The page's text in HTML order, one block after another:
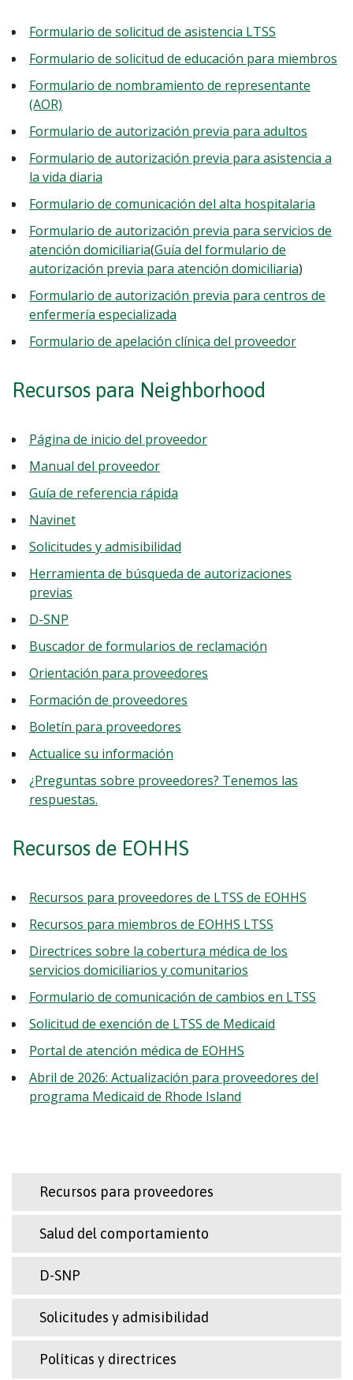
Formulario de solicitud de asistencia LTSS
Formulario de solicitud de educación para miembros
Formulario de nombramiento de representante
(AOR)
Formulario de autorización previa para adultos
Formulario de autorización previa para asistencia a
la vida diaria
Formulario de comunicación del alta hospitalaria
Formulario de autorización previa para servicios de
atención domiciliaria(Guía del formulario de
autorización previa para atención domiciliaria)
Formulario de autorización previa para centros de
enfermería especializada
Formulario de apelación clínica del proveedor
Recursos para Neighborhood
Página de inicio del proveedor
Manual del proveedor
Guía de referencia rápida
Navinet
Solicitudes y admisibilidad
Herramienta de búsqueda de autorizaciones
previas
D-SNP
Buscador de formularios de reclamación
Orientación para proveedores
Formación de proveedores
Boletín para proveedores
Actualice su información
¿Preguntas sobre proveedores? Tenemos las
respuestas.
Recursos de EOHHS
Recursos para proveedores de LTSS de EOHHS
Recursos para miembros de EOHHS LTSS
Directrices sobre la cobertura médica de los
servicios domiciliarios y comunitarios
Formulario de comunicación de cambios en LTSS
Solicitud de exención de LTSS de Medicaid
Portal de atención médica de EOHHS
Abril de 2026: Actualización para proveedores del
programa Medicaid de Rhode Island
Recursos para proveedores
Salud del comportamiento
D-SNP
Solicitudes y admisibilidad
Políticas y directrices